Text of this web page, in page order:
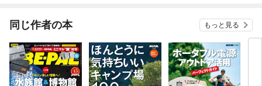
同じ作者の本 もっと見る